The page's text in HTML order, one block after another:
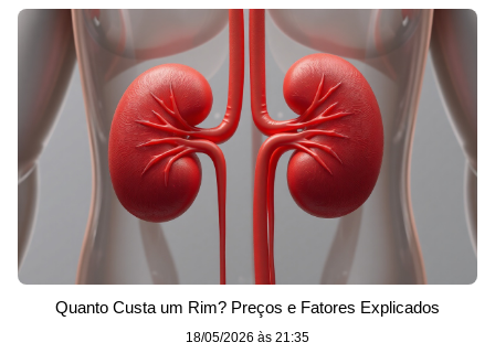
Quanto Custa um Rim? Preços e Fatores Explicados
18/05/2026 às 21:35